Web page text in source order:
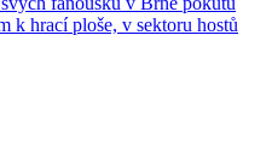
k hrací ploše, v sektoru hostů